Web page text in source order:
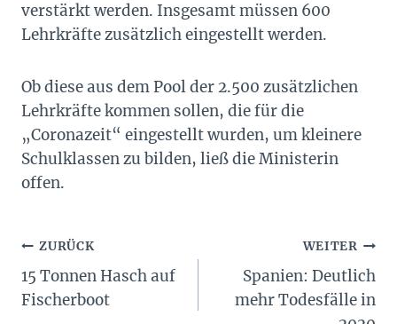
verstärkt werden. Insgesamt müssen 600
Lehrkräfte zusätzlich eingestellt werden.
Ob diese aus dem Pool der 2.500 zusätzlichen
Lehrkräfte kommen sollen, die für die
„Coronazeit“ eingestellt wurden, um kleinere
Schulklassen zu bilden, ließ die Ministerin
offen.
Beitragsnavigation
ZURÜCK
15 Tonnen Hasch auf
Fischerboot
WEITER
Spanien: Deutlich
mehr Todesfälle in